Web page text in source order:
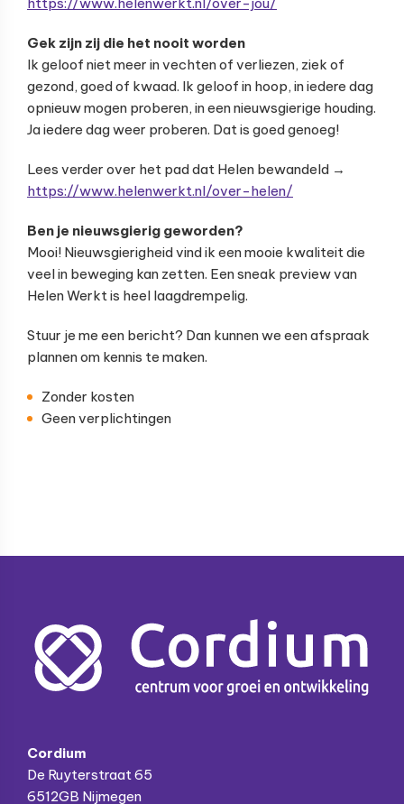
Gek zijn zij die het nooit worden
Ik geloof niet meer in vechten of verliezen, ziek of
gezond, goed of kwaad. Ik geloof in hoop, in iedere dag
opnieuw mogen proberen, in een nieuwsgierige houding.
Ja iedere dag weer proberen. Dat is goed genoeg!
Lees verder over het pad dat Helen bewandeld →
https://www.helenwerkt.nl/over-helen/
Ben je nieuwsgierig geworden?
Mooi! Nieuwsgierigheid vind ik een mooie kwaliteit die
veel in beweging kan zetten. Een sneak preview van
Helen Werkt is heel laagdrempelig.
Stuur je me een bericht? Dan kunnen we een afspraak
plannen om kennis te maken.
Zonder kosten
Geen verplichtingen
Footer
Cordium
De Ruyterstraat 65
6512GB Nijmegen